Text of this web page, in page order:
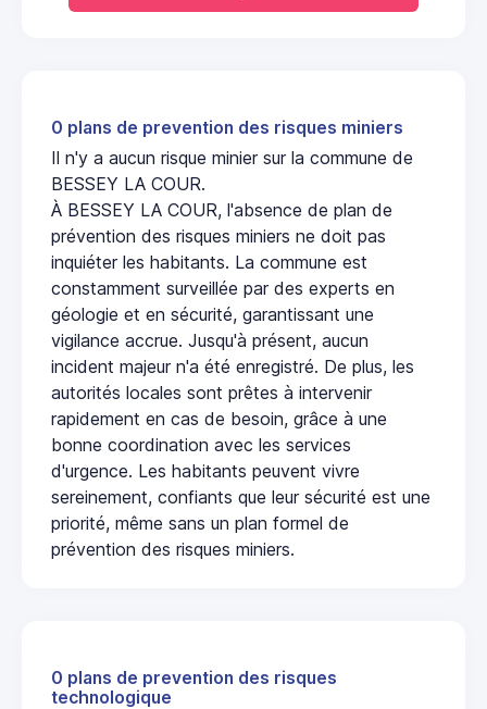
0 plans de prevention des risques miniers
Il n'y a aucun risque minier sur la commune de
BESSEY LA COUR.
À BESSEY LA COUR, l'absence de plan de
prévention des risques miniers ne doit pas
inquiéter les habitants. La commune est
constamment surveillée par des experts en
géologie et en sécurité, garantissant une
vigilance accrue. Jusqu'à présent, aucun
incident majeur n'a été enregistré. De plus, les
autorités locales sont prêtes à intervenir
rapidement en cas de besoin, grâce à une
bonne coordination avec les services
d'urgence. Les habitants peuvent vivre
sereinement, confiants que leur sécurité est une
priorité, même sans un plan formel de
prévention des risques miniers.
0 plans de prevention des risques
technologique